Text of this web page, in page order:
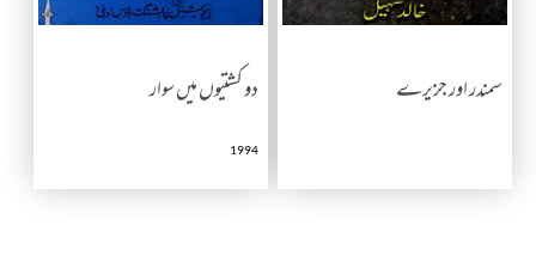
سمندر اور جزیرے دو کشتیوں میں سوار
1994